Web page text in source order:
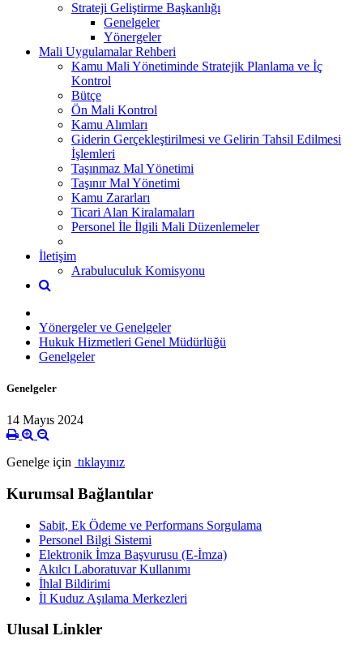
Strateji Geliştirme Başkanlığı
Genelgeler
Yönergeler
Mali Uygulamalar Rehberi
Kamu Mali Yönetiminde Stratejik Planlama ve İç
Kontrol
Bütçe
Ön Mali Kontrol
Kamu Alımları
Giderin Gerçekleştirilmesi ve Gelirin Tahsil Edilmesi
İşlemleri
Taşınmaz Mal Yönetimi
Taşınır Mal Yönetimi
Kamu Zararları
Ticari Alan Kiralamaları
Personel İle İlgili Mali Düzenlemeler
İletişim
Arabuluculuk Komisyonu
Yönergeler ve Genelgeler
Hukuk Hizmetleri Genel Müdürlüğü
Genelgeler
Genelgeler
14 Mayıs 2024
Genelge için tıklayınız
Kurumsal Bağlantılar
Sabit, Ek Ödeme ve Performans Sorgulama
Personel Bilgi Sistemi
Elektronik İmza Başvurusu (E-İmza)
Akılcı Laboratuvar Kullanımı
İhlal Bildirimi
İl Kuduz Aşılama Merkezleri
Ulusal Linkler